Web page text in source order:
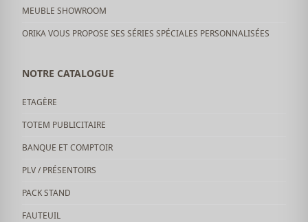
MEUBLE SHOWROOM
ORIKA VOUS PROPOSE SES SÉRIES SPÉCIALES PERSONNALISÉES
NOTRE CATALOGUE
ETAGÈRE
TOTEM PUBLICITAIRE
BANQUE ET COMPTOIR
PLV / PRÉSENTOIRS
PACK STAND
FAUTEUIL